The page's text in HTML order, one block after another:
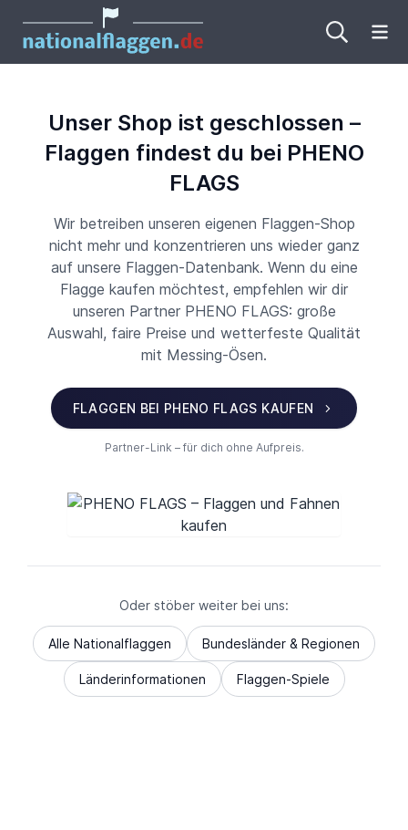
Unser Shop ist geschlossen –
Flaggen findest du bei PHENO
FLAGS
Wir betreiben unseren eigenen Flaggen-Shop
nicht mehr und konzentrieren uns wieder ganz
auf unsere Flaggen-Datenbank. Wenn du eine
Flagge kaufen möchtest, empfehlen wir dir
unseren Partner PHENO FLAGS: große
Auswahl, faire Preise und wetterfeste Qualität
mit Messing-Ösen.
FLAGGEN BEI PHENO FLAGS KAUFEN
Partner-Link – für dich ohne Aufpreis.
Oder stöber weiter bei uns:
Alle Nationalflaggen Bundesländer & Regionen
Länderinformationen Flaggen-Spiele